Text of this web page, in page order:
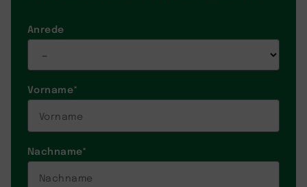
Anrede
Vorname*
Nachname*